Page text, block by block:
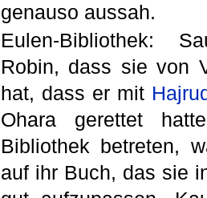
genauso aussah.
Eulen-Bibliothek:
Robin, dass sie von
hat, dass er mit
Ohara gerettet
Bibliothek betreten,
auf ihr Buch, das sie